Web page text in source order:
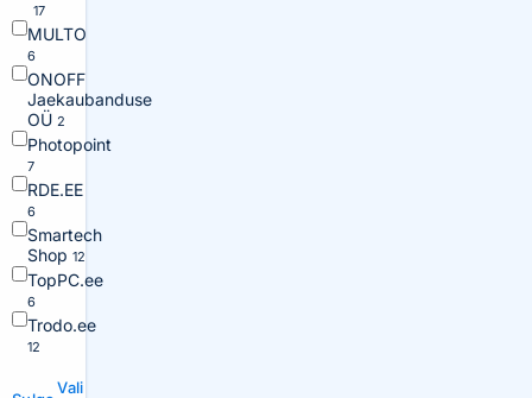
17
MULTO
6
ONOFF
Jaekaubanduse
OÜ 2
Photopoint
7
RDE.EE
6
Smartech
Shop 12
TopPC.ee
6
Trodo.ee
12
Vali